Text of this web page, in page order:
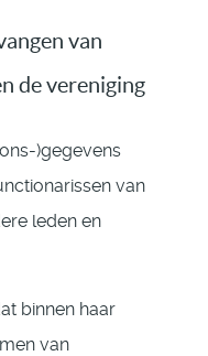
van
de vereniging
)gegevens
van
leden en
binnen haar
van